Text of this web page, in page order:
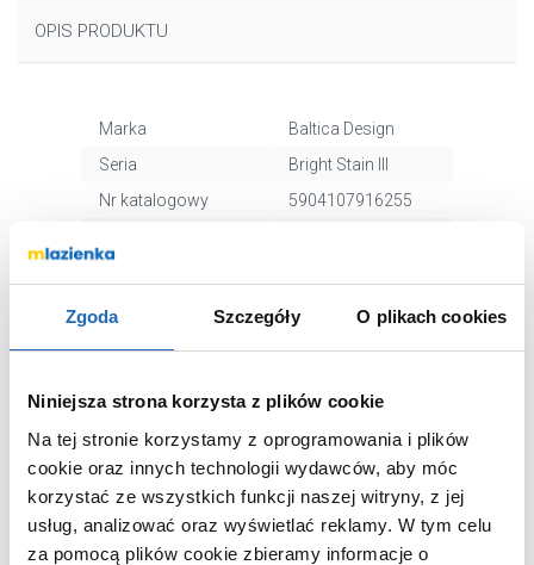
Zgoda Szczegóły O plikach cookies
Niniejsza strona korzysta z plików cookie
Na tej stronie korzystamy z oprogramowania i plików
cookie oraz innych technologii wydawców, aby móc
korzystać ze wszystkich funkcji naszej witryny, z jej
usług, analizować oraz wyświetlać reklamy. W tym celu
za pomocą plików cookie zbieramy informacje o
OPIS PRODUKTU
Marka
Baltica Design
Seria
Bright Stain III
Nr katalogowy
5904107916255
Oświetlenie
z oświetleniem
dekoracyjne
Mata grzewcza
z matą grzewczą
wiszące
Kod EAN
5904107916255